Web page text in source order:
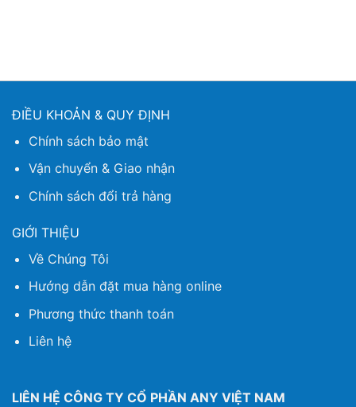
ĐIỀU KHOẢN & QUY ĐỊNH
Chính sách bảo mật
Vận chuyển & Giao nhận
Chính sách đổi trả hàng
GIỚI THIỆU
Về Chúng Tôi
Hướng dẫn đặt mua hàng online
Phương thức thanh toán
Liên hệ
LIÊN HỆ CÔNG TY CỔ PHẦN ANY VIỆT NAM